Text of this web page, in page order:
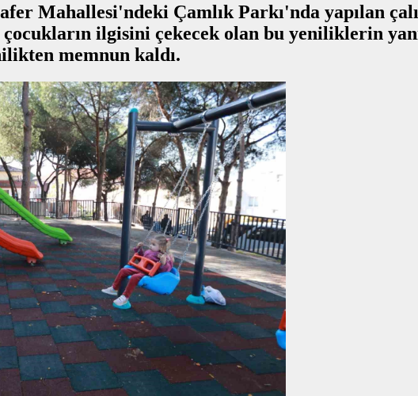
Mahallesi'ndeki Çamlık Parkı'nda yapılan
ilgisini çekecek olan bu yeniliklerin
memnun kaldı.